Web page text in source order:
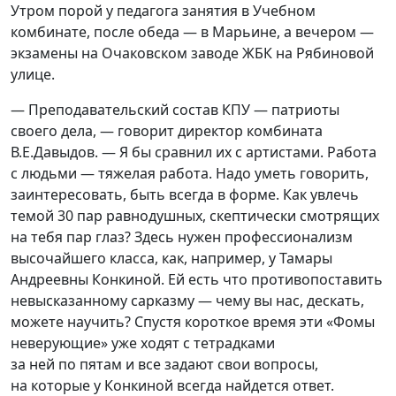
Утром порой у педагога занятия в Учебном
комбинате, после обеда — в Марьине, а вечером —
экзамены на Очаковском заводе ЖБК на Рябиновой
улице.
— Преподавательский состав КПУ — патриоты
своего дела, — говорит директор комбината
В.Е.Давыдов. — Я бы сравнил их с артистами. Работа
с людьми — тяжелая работа. Надо уметь говорить,
заинтересовать, быть всегда в форме. Как увлечь
темой 30 пар равнодушных, скептически смотрящих
на тебя пар глаз? Здесь нужен профессионализм
высочайшего класса, как, например, у Тамары
Андреевны Конкиной. Ей есть что противопоставить
невысказанному сарказму — чему вы нас, дескать,
можете научить? Спустя короткое время эти «Фомы
неверующие» уже ходят с тетрадками
за ней по пятам и все задают свои вопросы,
на которые у Конкиной всегда найдется ответ.